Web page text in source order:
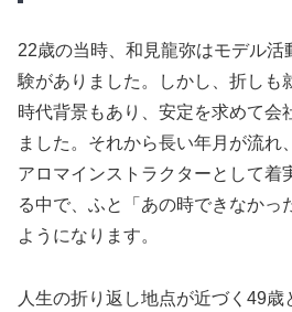
22歳の当時、和見龍弥はモデル活
験がありました。しかし、折しも
時代背景もあり、安定を求めて会
ました。それから長い年月が流れ
アロマインストラクターとして着
る中で、ふと「あの時できなかっ
ようになります。
人生の折り返し地点が近づく49